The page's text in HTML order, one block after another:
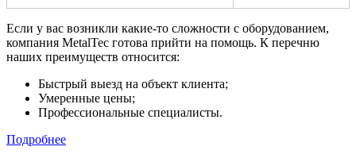
Если у вас возникли какие-то сложности с оборудованием,
компания MetalTec готова прийти на помощь. К перечню
наших преимуществ относится:
Быстрый выезд на объект клиента;
Умеренные цены;
Профессиональные специалисты.
Подробнее